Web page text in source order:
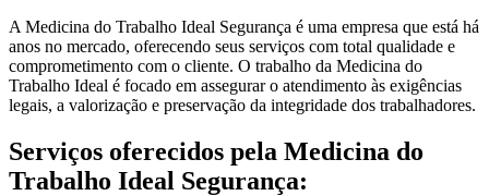
A Medicina do Trabalho Ideal Segurança é uma empresa que está há
anos no mercado, oferecendo seus serviços com total qualidade e
comprometimento com o cliente. O trabalho da Medicina do
Trabalho Ideal é focado em assegurar o atendimento às exigências
legais, a valorização e preservação da integridade dos trabalhadores.
Serviços oferecidos pela Medicina do
Trabalho Ideal Segurança: